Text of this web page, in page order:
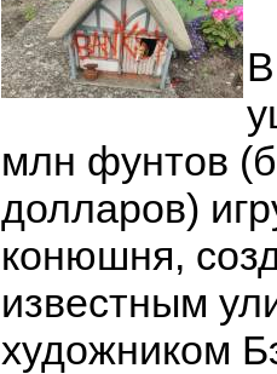
млн фунтов
долларов)
конюшня,
известным
художником